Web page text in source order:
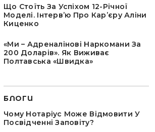
Що Стоїть За Успіхом 12-Річної
Моделі. Інтервʼю Про Карʼєру Аліни
Киценко
«Ми – Адреналінові Наркомани За
200 Доларів». Як Виживає
Полтавська «швидка»
БЛОГИ
Чому Нотаріус Може Відмовити У
Посвідченні Заповіту?